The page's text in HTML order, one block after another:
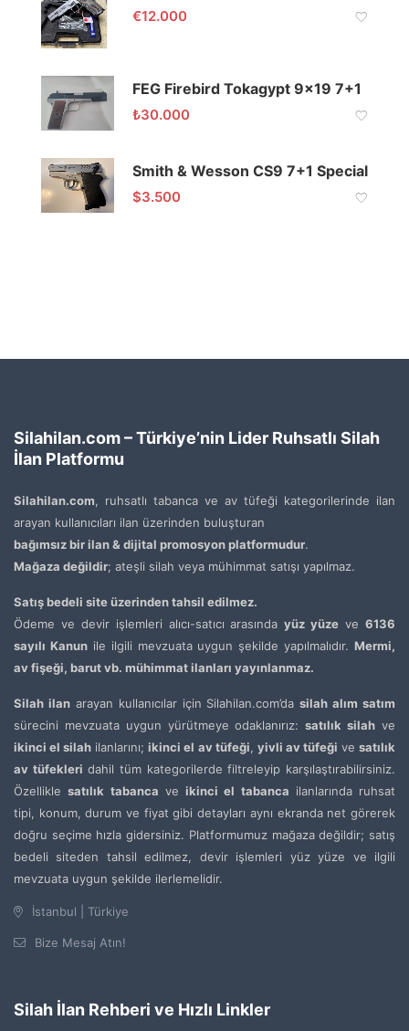
€12.000
FEG Firebird Tokagypt 9×19 7+1
₺30.000
Smith & Wesson CS9 7+1 Special
$3.500
Silahilan.com – Türkiye’nin Lider Ruhsatlı Silah
İlan Platformu
Silahilan.com, ruhsatlı tabanca ve av tüfeği kategorilerinde ilan
arayan kullanıcıları ilan üzerinden buluşturan
bağımsız bir ilan & dijital promosyon platformudur.
Mağaza değildir; ateşli silah veya mühimmat satışı yapılmaz.
Satış bedeli site üzerinden tahsil edilmez.
Ödeme ve devir işlemleri alıcı-satıcı arasındayüz yüze ve6136
sayılı Kanunile ilgili mevzuata uygun şekilde yapılmalıdır. Mermi,
av fişeği, barut vb. mühimmat ilanları yayınlanmaz.
Silah ilanarayan kullanıcılar için Silahilan.com’dasilah alım satım
sürecini mevzuata uygun yürütmeye odaklanırız:satılık silah ve
ikinci el silah ilanlarını;ikinci el av tüfeği, yivli av tüfeği vesatılık
av tüfekleri dahil tüm kategorilerde filtreleyip karşılaştırabilirsiniz.
Özelliklesatılık tabanca ve ikinci el tabanca ilanlarında ruhsat
tipi, konum, durum ve fiyat gibi detayları aynı ekranda net görerek
doğru seçime hızla gidersiniz. Platformumuz mağaza değildir; satış
bedeli siteden tahsil edilmez, devir işlemleri yüz yüze ve ilgili
mevzuata uygun şekilde ilerlemelidir.
İstanbul | Türkiye
Bize Mesaj Atın!
Silah İlan Rehberi ve Hızlı Linkler